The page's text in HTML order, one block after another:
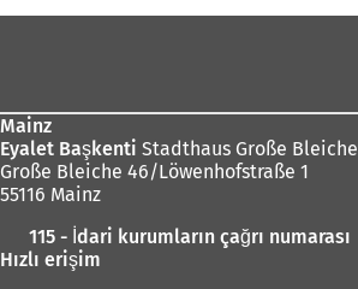
Mainz
Eyalet Başkenti Stadthaus Große Bleiche
Große Bleiche 46/Löwenhofstraße 1
55116 Mainz
115 - İdari kurumların çağrı numarası
Hızlı erişim